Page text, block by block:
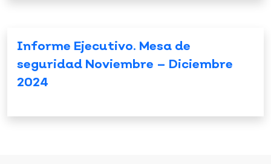
Informe Ejecutivo. Mesa de
seguridad Noviembre – Diciembre
2024